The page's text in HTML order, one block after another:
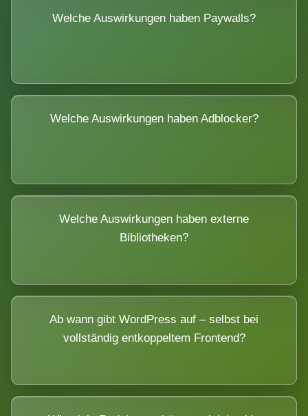
Welche Auswirkungen haben Paywalls?
Welche Auswirkungen haben Adblocker?
Welche Auswirkungen haben externe
Bibliotheken?
Ab wann gibt WordPress auf – selbst bei
vollständig entkoppeltem Frontend?